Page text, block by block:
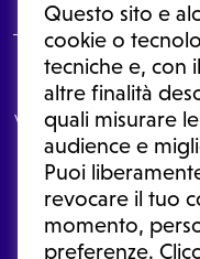
Questo sito e
cookie o
tecniche e, con
altre finalità
quali misurare
audience e
Puoi
revocare il tuo
momento,
preferenze.
Le informazioni proposte
In nessun caso, queste
visita o una diagnosi
le informazioni disponibili
una diagnosi, la
sospensione di un
medicina
Condizioni di
Ⓒ